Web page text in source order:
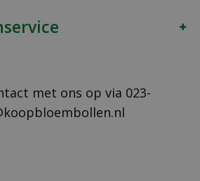
met ons op via 023-